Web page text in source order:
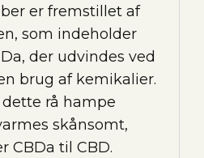
er fremstillet af
som indeholder
der udvindes ved
brug af kemikalier.
rå hampe
skånsomt,
CBDa til CBD.